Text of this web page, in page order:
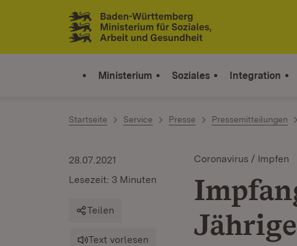
Zum Inhalt springen
Link zur Startseite
Ministerium Soziales Integration
Startseite Service Presse Pressemitteilungen
Coronavirus / Impfen
28.07.2021
Lesezeit: 3 Minuten
Teilen
Text vorlesen